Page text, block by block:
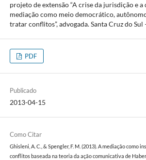
projeto de extensão “A crise da jurisdição e a
mediação como meio democrático,
tratar conflitos”, advogada. Santa Cruz do Sul
PDF
Publicado
2013-04-15
Como Citar
Ghisleni, A. C., & Spengler, F. M. (2013). A mediação como
conflitos baseada na teoria da ação comunicativa de